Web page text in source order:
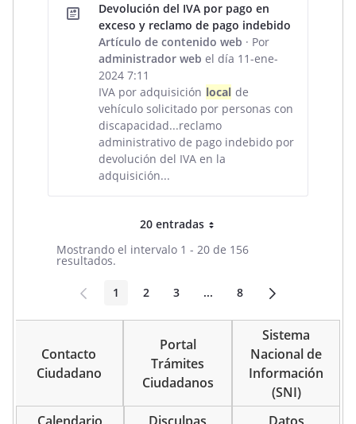
Devolución del IVA por pago en
exceso y reclamo de pago indebido
Artículo de contenido web · Por
administrador web el día 11-ene-
2024 7:11
IVA por adquisición local de
vehículo solicitado por personas con
discapacidad...reclamo
administrativo de pago indebido por
devolución del IVA en la
adquisición...
20 entradasPor página
Mostrando el intervalo 1 - 20 de 156
resultados.
Página
1 Página
2 Página
3 ...Páginas intermedias
Página
8
Contacto
Ciudadano
Portal
Trámites
Ciudadanos
Sistema
Nacional de
Información
(SNI)